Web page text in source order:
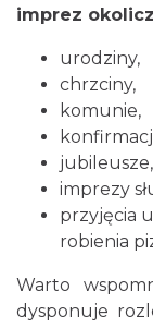
imprez
urodziny,
chrzciny,
komunie,
jubileusze,
imprezy
przyjęcia
robienia
Warto
dysponuje